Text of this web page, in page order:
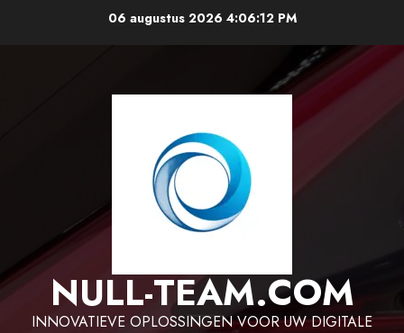
06 augustus 2026 4:06:12 PM
NULL-TEAM.COM
INNOVATIEVE OPLOSSINGEN VOOR UW DIGITALE